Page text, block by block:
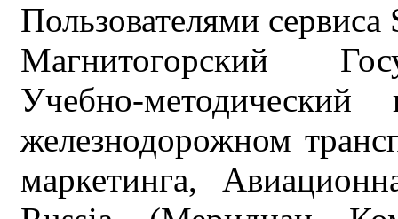
Пользователями
Магнитогорский
Учебно-
железнодорожном
маркетинга,